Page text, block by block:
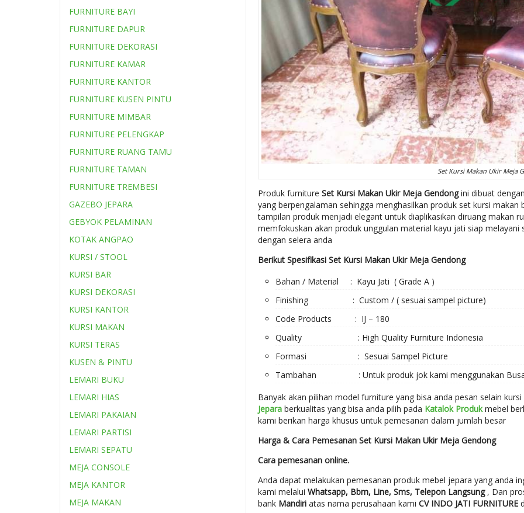
Set Kursi Makan Ukir Meja
Produk furnitureSet Kursi Makan Ukir Meja Gendongini dibuat
yang berpengalaman sehingga menghasilkan produk set kursi
tampilan produk menjadi elegant untuk diaplikasikan diruang makan
memfokuskan akan produk unggulan material kayu jati siap
dengan selera anda
Berikut Spesifikasi Set Kursi Makan Ukir Meja Gendong
Bahan / Material : Kayu Jati ( Grade A )
Finishing : Custom / ( sesuai sampel picture)
Code Products : IJ – 180
Quality : High Quality Furniture Indonesia
Formasi : Sesuai Sampel Picture
Tambahan : Untuk produk jok kami menggunakan Busa
Banyak akan pilihan model furniture yang bisa anda pesan selain
Jepara berkualitas yang bisa anda pilih pada Katalok Produkmebel
kami berikan harga khusus untuk pemesanan dalam jumlah besar
Harga & Cara Pemesanan Set Kursi Makan Ukir Meja Gendong
Cara pemesanan online.
Anda dapat melakukan pemesanan produk mebel jepara yang anda
kami melaluiWhatsapp, Bbm, Line, Sms, Telepon Langsung , Dan
bank Mandiriatas nama perusahaan kamiCV INDO JATI FURNITURE
FURNITURE BAYI
FURNITURE DAPUR
FURNITURE DEKORASI
FURNITURE KAMAR
FURNITURE KANTOR
FURNITURE KUSEN PINTU
FURNITURE MIMBAR
FURNITURE PELENGKAP
FURNITURE RUANG TAMU
FURNITURE TAMAN
FURNITURE TREMBESI
GAZEBO JEPARA
GEBYOK PELAMINAN
KOTAK ANGPAO
KURSI / STOOL
KURSI BAR
KURSI DEKORASI
KURSI KANTOR
KURSI MAKAN
KURSI TERAS
KUSEN & PINTU
LEMARI BUKU
LEMARI HIAS
LEMARI PAKAIAN
LEMARI PARTISI
LEMARI SEPATU
MEJA CONSOLE
MEJA KANTOR
MEJA MAKAN